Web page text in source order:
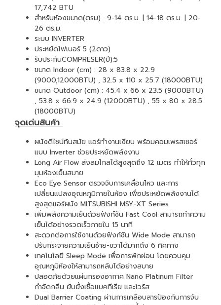
17,742 BTU
สำหรับห้องขนาด(ตรม) : 9-14 ตร.ม. | 14-18 ตร.ม. | 20-
26 ตร.ม.
ระบบ INVERTER
ประหยัดไฟเบอร์ 5 (2ดาว)
รับประกันCOMPRESER(ปี):5
ขนาด Indoor (cm) : 28 x 83.8 x 22.9
(9000,12000BTU) , 32.5 x 110 x 25.7 (18000BTU)
ขนาด Outdoor (cm) : 45.4 x 66 x 23.5 (9000BTU)
, 53.8 x 66.9 x 24.9 (12000BTU) , 55 x 80 x 28.5
(18000BTU)
จุดเด่นสินค้า
ผนังดีไซน์ทันสมัย แอร์ทำงานเงียบ พร้อมคอมเพรสเซอร์
แบบ Inverter ช่วยประหยัดพลังงาน
Long Air Flow ส่งลมไกลได้สูงสุดถึง 12 เมตร ทำให้ทั่วทุก
มุมห้องเย็นสบาย
Eco Eye Sensor ตรวจจับการเคลื่อนไหว และการ
เปลี่ยนแปลงอุณหภูมิภายในห้อง เพื่อประหยัดพลังงานได้
สูงสุดแอร์ผนัง MITSUBISHI MSY-XT Series
เพิ่มพลังความเย็นด้วยฟังก์ชัน Fast Cool สามารถทำความ
เย็นได้อย่างรวดเร็วภายใน 15 นาที
สะดวกต่อการใช้งานด้วยฟังก์ชัน Wide Mode สามารถ
ปรับกระจายความเย็นซ้าย-ขวาได้มากถึง 6 ทิศทาง
เทคโนโลยี Sleep Mode เพื่อการพักผ่อน โดยควบคุม
อุณหภูมิห้องให้สามารถหลับได้อย่างสบาย
ปลอดภัยด้วยแผ่นกรองอากาศ Nano Platinum Filter
กำจัดกลิ่น ยับยั้งเชื้อแบคทีเรีย และไวรัส
Dual Barrier Coating ผ่านการเคลือบสารป้องกันการจับ